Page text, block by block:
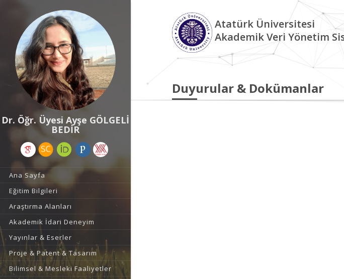
Dr. Öğr. Üyesi Ayşe GÖLGELİ
BEDİR
Ana Sayfa
Eğitim Bilgileri
Araştırma Alanları
Akademik İdari Deneyim
Yayınlar & Eserler
Proje & Patent & Tasarım
Bilimsel & Mesleki Faaliyetler
Atatürk Üniversitesi
Akademik Veri Yönetim
Duyurular & Dokümanlar